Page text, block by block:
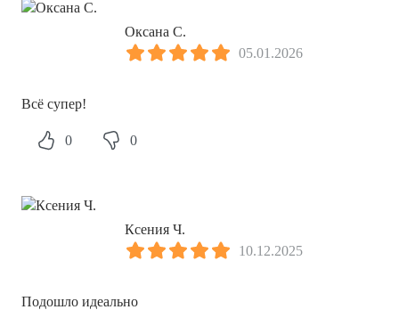
Оксана С.
05.01.2026
Всё супер!
0 0
Ксения Ч.
10.12.2025
Подошло идеально